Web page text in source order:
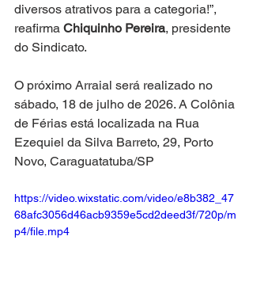
diversos atrativos para a categoria!”,
reafirma Chiquinho Pereira, presidente
do Sindicato.
O próximo Arraial será realizado no
sábado, 18 de julho de 2026. A Colônia
de Férias está localizada na Rua
Ezequiel da Silva Barreto, 29, Porto
Novo, Caraguatatuba/SP
https://video.wixstatic.com/video/e8b382_47
68afc3056d46acb9359e5cd2deed3f/720p/m
p4/file.mp4